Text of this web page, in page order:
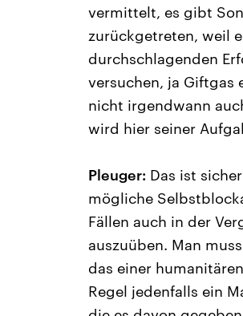
vermittelt, es gibt
zurückgetreten, weil
durchschlagenden
versuchen, ja Giftgas
nicht irgendwann
wird hier seiner
Pleuger: Das ist
mögliche
Fällen auch in der
auszuüben. Man
das einer
Regel jedenfalls ein